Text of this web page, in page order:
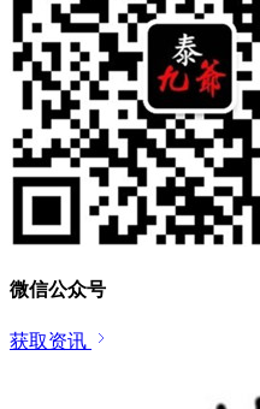
微信公众号
获取资讯